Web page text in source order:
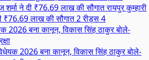
रायपुरकुम्हारी
₹76.69 लाख की सौगात2 रीड्स4
2026 बना कानून, विकास सिंह ठाकुर बोले-